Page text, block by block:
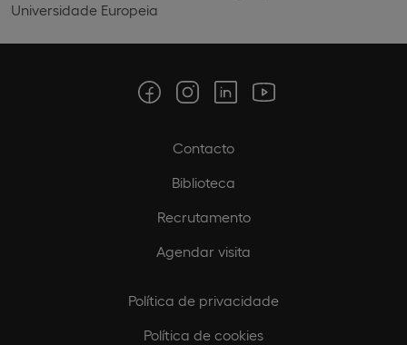
Universidade Europeia
Contacto
Biblioteca
Recrutamento
Agendar visita
Política de privacidade
Política de cookies